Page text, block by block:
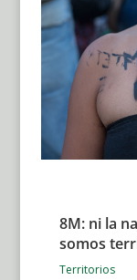
8M: ni la
somos
Territorios